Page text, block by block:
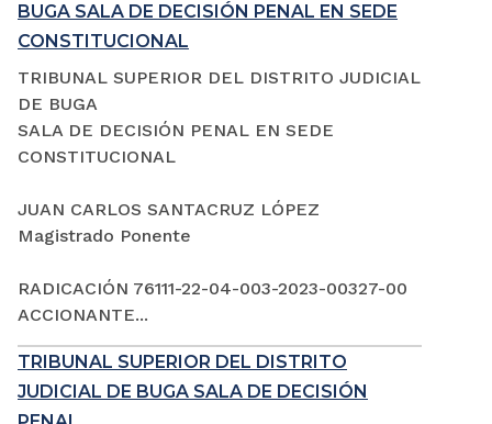
BUGA SALA DE DECISIÓN PENAL EN SEDE
CONSTITUCIONAL
TRIBUNAL SUPERIOR DEL DISTRITO JUDICIAL
DE BUGA
SALA DE DECISIÓN PENAL EN SEDE
CONSTITUCIONAL
JUAN CARLOS SANTACRUZ LÓPEZ
Magistrado Ponente
RADICACIÓN 76111-22-04-003-2023-00327-00
ACCIONANTE...
TRIBUNAL SUPERIOR DEL DISTRITO
JUDICIAL DE BUGA SALA DE DECISIÓN